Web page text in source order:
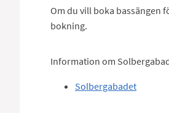
Om du vill boka bassängen
bokning.
Information om
Solbergabadet